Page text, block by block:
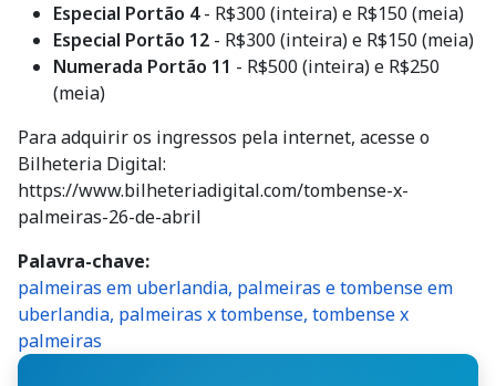
Especial Portão 4- R$300 (inteira) e R$150 (meia)
Especial Portão 12 - R$300 (inteira) e R$150 (meia)
Numerada Portão 11 - R$500 (inteira) e R$250
(meia)
Para adquirir os ingressos pela internet, acesse o
Bilheteria Digital:
https://www.bilheteriadigital.com/tombense-x-
palmeiras-26-de-abril
Palavra-chave
palmeiras em uberlandia, palmeiras e tombense em
uberlandia, palmeiras x tombense, tombense x
palmeiras